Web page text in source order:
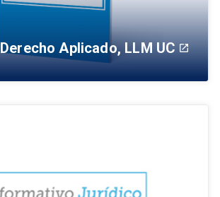
Aplicado, LLM UC launch